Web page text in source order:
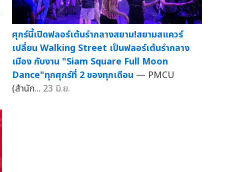
ศุกร์นี้เปิดฟลอร์เต้นรำกลางสยาม!สยามสแควร์
เปลี่ยน Walking Street เป็นฟลอร์เต้นรำกลาง
เมือง กับงาน "Siam Square Full Moon
Dance"ทุกศุกร์ที่ 2 ของทุกเดือน — PMCU
(สำนัก... 23 มิ.ย.